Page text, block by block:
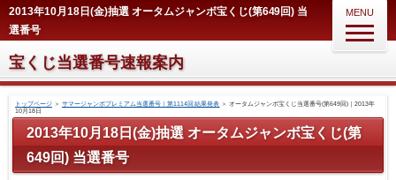
2013年10月18日(金)抽選 オータムジャンボ宝くじ(第649回) 当
選番号
宝くじ当選番号速報案内
MENU
トップページ＞ サマージャンボプレミアム当選番号｜第1114回 結果発表 ＞オータムジャンボ宝くじ当選番号(第649回)｜2013年
10月18日
2013年10月18日(金)抽選 オータムジャンボ宝くじ(第
649回) 当選番号